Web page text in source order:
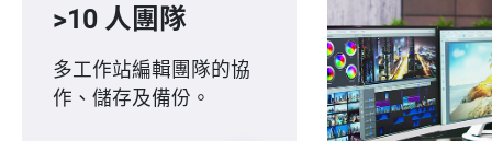
>10 人團隊
多工作站編輯團隊的協
作、儲存及備份。